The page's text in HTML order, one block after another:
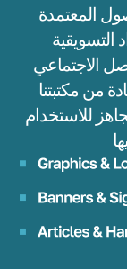
المعتمدة
التسويقية
الاجتماعي
من مكتبتنا
للاستخدام